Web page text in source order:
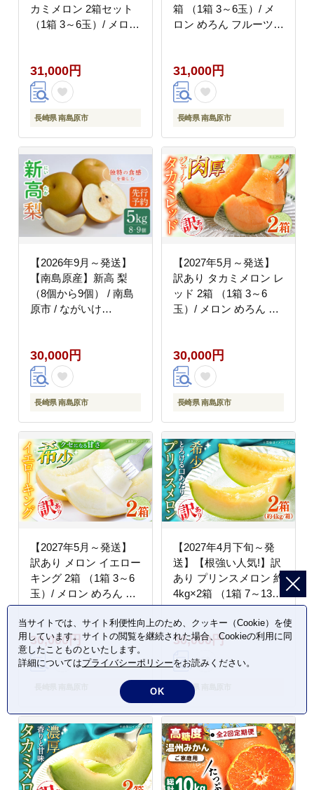
カミメロン 2箱セット
（1箱 3～6玉）/ メロン
31,000円
長崎県 南島原市
箱 （1箱 3～6玉）/ メ
ロン めろん フルーツ
31,000円
長崎県 南島原市
【2026年9月～発送】
【南島原産】新高 梨
（8個から9個） / 南島
原市 / ながいけ
30,000円
長崎県 南島原市
【2027年5月～発送】
訳あり タカミメロン レ
ッド 2箱 （1箱 3～6
玉）/ メロン めろん フ
[SCV037]
30,000円
長崎県 南島原市
【2027年5月～発送】
訳あり メロン イエロー
キング 2箱 （1箱 3～6
玉）/ メロン めろん フ
ルーツ 果物 / 南島原市
/ 南島原果物屋
[SCV043]
30,000円
【2027年4月下旬～発
送】【根強い人気!】訳
あり プリンスメロン 約
4kg×2箱 （1箱 7～13
玉）傷もの / メロン め
ろん 果物 フルーツ / 南
島原市 / 南島原果物屋
30,000円
長崎県 南島原市
当サイトでは、サイト利便性向上のため、クッキー（Cookie）を使
用しています。サイトの閲覧を継続された場合、Cookieの利用に同
意したことものといたします。
詳細についてはプライバシーポリシーをお読みください。
OK